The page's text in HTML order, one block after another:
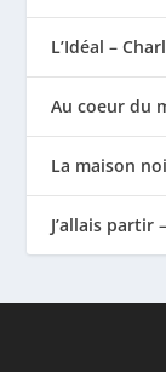
L’Idéal –
Au coeur du
La maison
J’allais partir